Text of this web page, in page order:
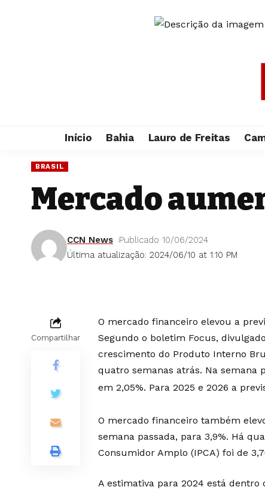
Início Bahia Lauro de Freitas
BRASIL
Mercado
Última atualização: 2024/06/10 at 1:10 PM
CCN News Publicado 10/06/2024
Compartilhar
O mercado financeiro elevou a
Segundo o boletim Focus,
crescimento do Produto Interno
quatro semanas atrás. Na semana
em 2,05%. Para 2025 e 2026 a
O mercado financeiro também
semana passada, para 3,9%. Há
Consumidor Amplo (IPCA) foi de
A estimativa para 2024 está